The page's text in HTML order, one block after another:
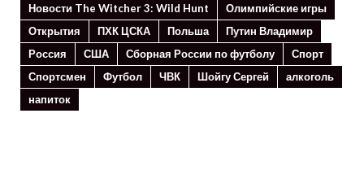
Новости The Witcher 3: Wild Hunt
Олимпийские игры
Открытия
ПХК ЦСКА Польша
Путин Владимир
Россия
США Сборная России по футболу
Спорт
Спортсмен
Футбол ЧВК Шойгу Сергей
алкоголь
напиток